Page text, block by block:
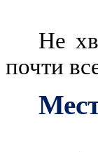
Не
почти